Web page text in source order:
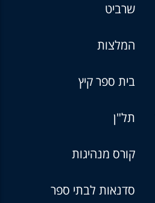
שרביט
המלצות
בית ספר קיץ
תל"ן
קורס מנהיגות
סדנאות לבתי ספר